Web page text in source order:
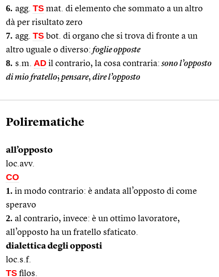
6. agg. TS mat. di elemento che sommato a un altro
dà per risultato zero
7. agg. TS bot. di organo che si trova di fronte a un
altro uguale o diverso: foglie opposte
8. s.m. AD il contrario, la cosa contraria: sono l’opposto
di mio fratello; pensare, dire l’opposto
Polirematiche
all’opposto
loc.avv.
CO
1. in modo contrario: è andata all’opposto di come
speravo
2. al contrario, invece: è un ottimo lavoratore,
all’opposto ha un fratello sfaticato.
dialettica degli opposti
loc.s.f.
TS filos.